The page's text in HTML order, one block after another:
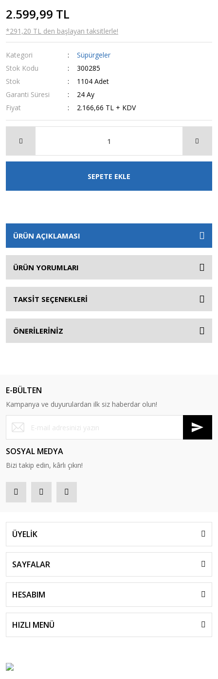
2.599,99 TL
*291,20 TL den başlayan taksitlerle!
Kategori
Süpürgeler
Stok Kodu
300285
Stok
1104 Adet
Garanti Süresi
24 Ay
Fiyat
2.166,66 TL + KDV
SEPETE EKLE
ÜRÜN AÇIKLAMASI
ÜRÜN YORUMLARI
TAKSİT SEÇENEKLERİ
ÖNERİLERİNİZ
E-BÜLTEN
Kampanya ve duyurulardan ilk siz haberdar olun!
SOSYAL MEDYA
Bizi takip edin, kârlı çıkın!
ÜYELİK
SAYFALAR
HESABIM
HIZLI MENÜ